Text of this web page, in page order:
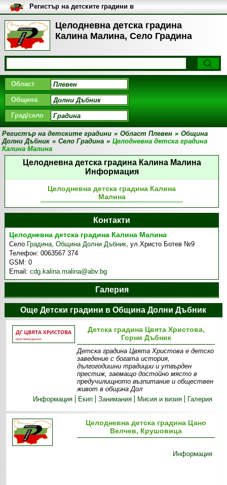
Целодневна детска градина
Калина Малина, Село Градина
Регистър на детските градини в
България
Област
Община
Град/село
Регистър на детските градини » Област Плевен » Община
Долни Дъбник » Село Градина » Целодневна детска градина
Калина Малина
Целодневна детска градина Калина Малина
Информация
Целодневна детска градина Калина
Малина
Контакти
Целодневна детска градина Калина Малина
Село Градина,Община Долни Дъбник,ул.Христо Ботев №9
Телефон:0063567 374
GSM:0
Email:cdg.kalina.malina@abv.bg
Галерия
Още Детски градини в Община Долни Дъбник
Детска градина Цвята Христова,
Горни Дъбник
Детска градина Цвята Христова е детско
заведение с богата история,
дългогодишни традиции и утвърден
престиж, заемащо достойно място в
предучилищното възпитание и обществен
живот в община Дол
Информация
Екип Занимания Мисия и визия Галерия
Целодневна детска градина Цано
Велчев, Крушовица
Информация